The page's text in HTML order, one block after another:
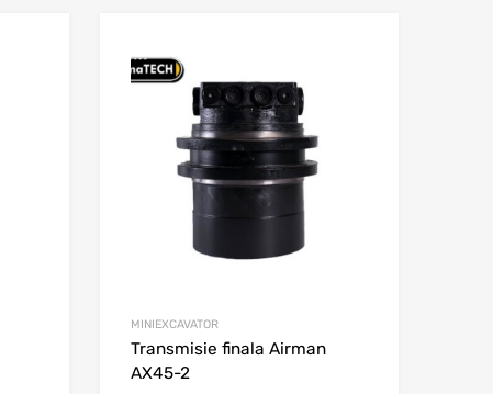
MINIEXCAVATOR
Transmisie finala Airman
AX45-2